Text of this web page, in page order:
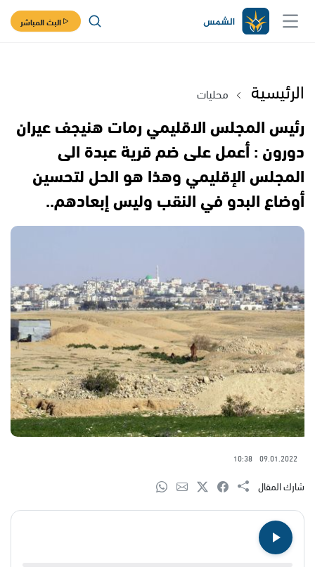
البث المباشر
الرئيسية محليات
رئيس المجلس الاقليمي رمات هنيجف عيران
دورون : أعمل على ضم قرية عبدة الى
المجلس الإقليمي وهذا هو الحل لتحسين
أوضاع البدو في النقب وليس إبعادهم..
09.01.2022
10:38
شارك المقال